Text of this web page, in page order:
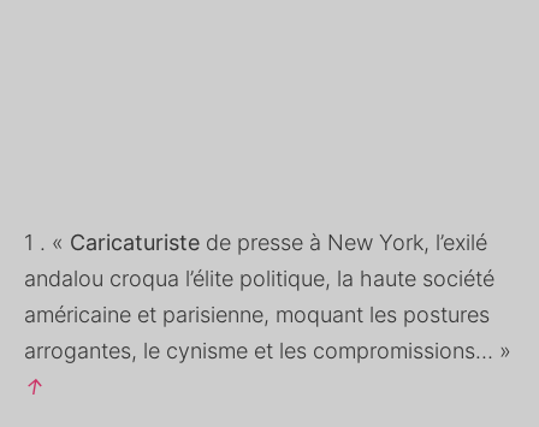
1 . « Caricaturiste de presse à New York, l’exilé
andalou croqua l’élite politique, la haute société
américaine et parisienne, moquant les postures
arrogantes, le cynisme et les compromissions… »
↑